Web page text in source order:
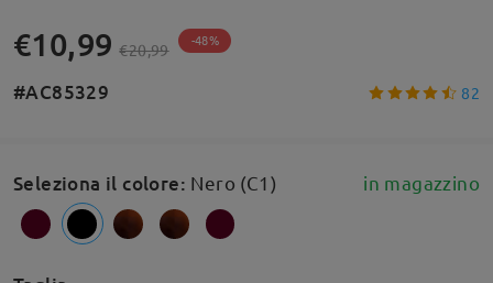
€10,99 €20,99 -48%
#AC85329 82
Seleziona il colore: Nero (C1) in magazzino